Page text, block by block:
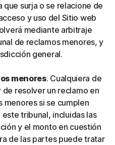
surja o se relacione de
y uso del Sitio web
mediante arbitraje
de reclamos menores, y
general.
menores. Cualquiera de
resolver un reclamo en
menores si se cumplen
tribunal, incluidas las
y el monto en cuestión
de las partes puede tratar